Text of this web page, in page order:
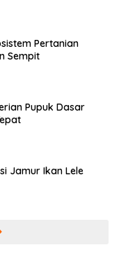
Pertanian
Sempit
Pupuk Dasar
Jamur Ikan Lele